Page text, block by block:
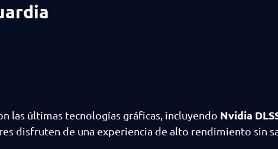
las últimas tecnologías gráficas, incluyendo Nvidia
disfruten de una experiencia de alto rendimiento sin